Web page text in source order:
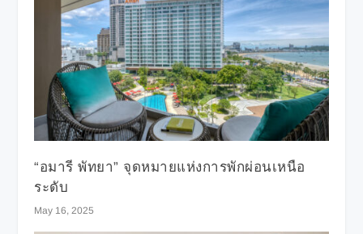
“อมารี พัทยา” จุดหมายแห่งการพักผ่อนเหนือ
ระดับ
May 16, 2025